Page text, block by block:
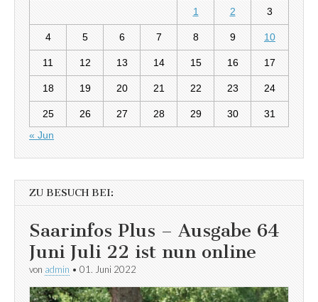
1 2 3
4 5 6 7 8 9 10
11 12 13 14 15 16 17
18 19 20 21 22 23 24
25 26 27 28 29 30
31
« Jun
ZU BESUCH BEI:
Saarinfos Plus – Ausgabe 64
Juni Juli 22 ist nun online
von admin • 01. Juni 2022